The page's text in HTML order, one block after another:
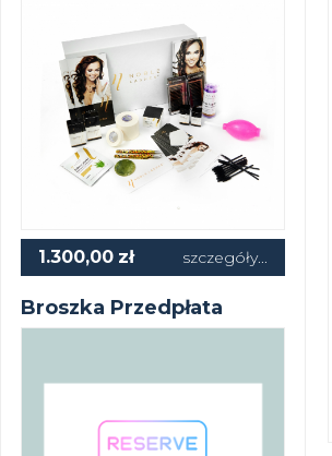
1.300,00 zł szczegóły...
Broszka Przedpłata